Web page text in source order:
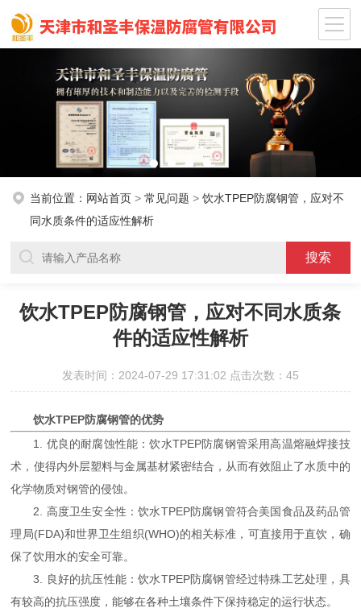
当前位置： 网站首页 > 常见问题 > 饮水TPEP防腐钢管，应对不
同水质条件的适应性解析
饮水TPEP防腐钢管，应对不同水质条
件的适应性解析
发表时间：2024-07-29 17:31:02 点击次数：45
饮水TPEP防腐钢管的优势
1. 优良的耐腐蚀性能：饮水TPEP防腐钢管采用高温熔融焊接技
术，使得内外层塑料与金属基材紧密结合，从而有效阻止了水质中的
化学物质对钢管的侵蚀。
2. 高度卫生安全性：饮水TPEP防腐钢管符合美国食品及药品管
理局(FDA)和世界卫生组织(WHO)的相关标准，可直接用于直饮，确
保了饮用水的安全可靠。
3. 良好的抗压性能：饮水TPEP防腐钢管经过特殊工艺处理，具
有较高的抗压强度，能够在各种土壤条件下保持稳定的运行状态。